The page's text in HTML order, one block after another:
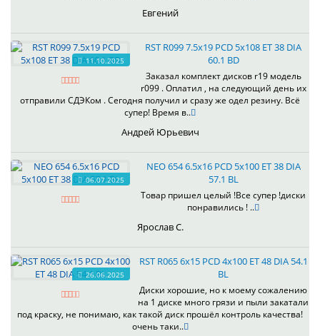
Евгений
11.10.2025
RST R099 7.5x19 PCD 5x108 ET 38 DIA
60.1 BD
Заказал комплект дисков r19 модель
r099 . Оплатил , на следующий день их
отправили СДЭКом . Сегодня получил и сразу же одел резину. Всё
супер! Время в..
Андрей Юрьевич
06.07.2025
NEO 654 6.5x16 PCD 5x100 ET 38 DIA
57.1 BL
Товар пришел целый !Все супер !диски
понравились ! ..
Ярослав С.
26.06.2025
RST R065 6x15 PCD 4x100 ET 48 DIA 54.1
BL
Диски хорошие, но к моему сожалению
на 1 диске много грязи и пыли закатали
под краску, не понимаю, как такой диск прошёл контроль качества!
очень таки..